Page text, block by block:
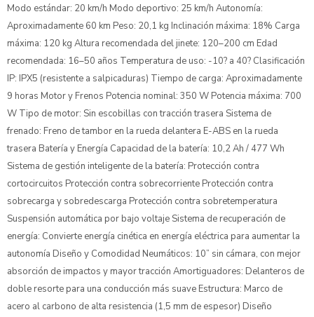
Modo estándar: 20 km/h Modo deportivo: 25 km/h Autonomía:
Aproximadamente 60 km Peso: 20,1 kg Inclinación máxima: 18% Carga
máxima: 120 kg Altura recomendada del jinete: 120–200 cm Edad
recomendada: 16–50 años Temperatura de uso: -10? a 40? Clasificación
IP: IPX5 (resistente a salpicaduras) Tiempo de carga: Aproximadamente
9 horas Motor y Frenos Potencia nominal: 350 W Potencia máxima: 700
W Tipo de motor: Sin escobillas con tracción trasera Sistema de
frenado: Freno de tambor en la rueda delantera E-ABS en la rueda
trasera Batería y Energía Capacidad de la batería: 10,2 Ah / 477 Wh
Sistema de gestión inteligente de la batería: Protección contra
cortocircuitos Protección contra sobrecorriente Protección contra
sobrecarga y sobredescarga Protección contra sobretemperatura
Suspensión automática por bajo voltaje Sistema de recuperación de
energía: Convierte energía cinética en energía eléctrica para aumentar la
autonomía Diseño y Comodidad Neumáticos: 10” sin cámara, con mejor
absorción de impactos y mayor tracción Amortiguadores: Delanteros de
doble resorte para una conducción más suave Estructura: Marco de
acero al carbono de alta resistencia (1,5 mm de espesor) Diseño